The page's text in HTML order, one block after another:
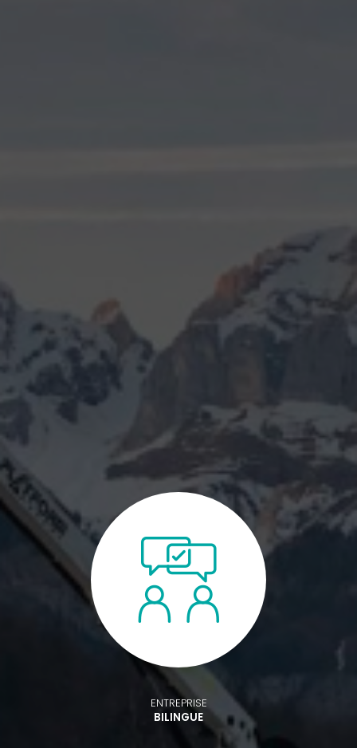
ENTREPRISE
BILINGUE